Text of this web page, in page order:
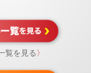
覧を見る 〉